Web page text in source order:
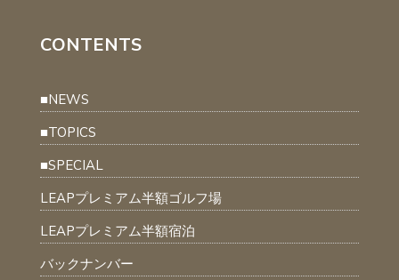
CONTENTS
■NEWS
■TOPICS
■SPECIAL
LEAPプレミアム半額ゴルフ場
LEAPプレミアム半額宿泊
バックナンバー